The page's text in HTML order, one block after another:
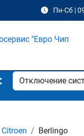
Пн-Сб |
Citroen Berlingo